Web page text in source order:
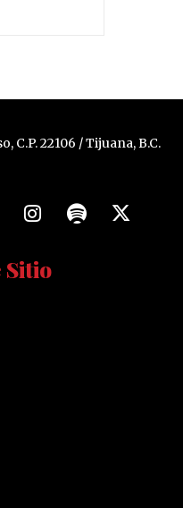
C.P. 22106 / Tijuana, B.C.
Sitio